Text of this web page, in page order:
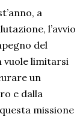
a
l’avvio
del
vuole limitarsi
un
e dalla
missione